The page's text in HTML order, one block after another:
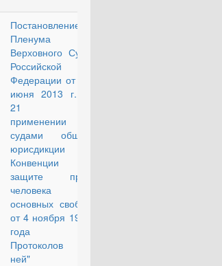
Постановление
Пленума
Верховного Суда
Российской
Федерации от 27
июня 2013 г. N
21 "О
применении
судами общей
юрисдикции
Конвенции о
защите прав
человека и
основных свобод
от 4 ноября 1950
года и
Протоколов к
ней"